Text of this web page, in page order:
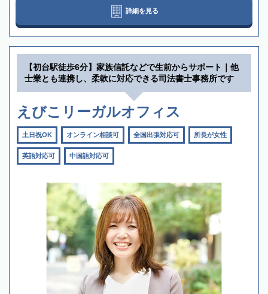
詳細を見る
【初台駅徒歩6分】家族信託などで生前からサポート｜他
士業とも連携し、柔軟に対応できる司法書士事務所です
えびこリーガルオフィス
土日祝OK オンライン相談可 全国出張対応可 所長が女性
英語対応可 中国語対応可